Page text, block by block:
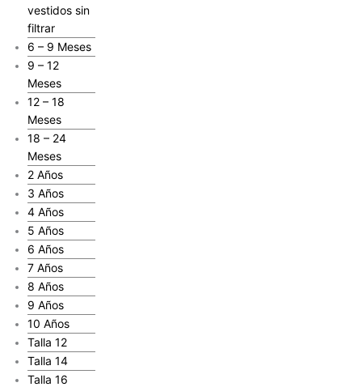
vestidos sin
filtrar
6 – 9 Meses
9 – 12
Meses
12 – 18
Meses
18 – 24
Meses
2 Años
3 Años
4 Años
5 Años
6 Años
7 Años
8 Años
9 Años
10 Años
Talla 12
Talla 14
Talla 16